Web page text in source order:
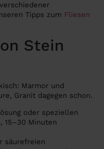
Tipps zum Fliesen
Stein
Marmor und
Granit dagegen schon.
oder speziellen
15–30 Minuten
säurefreien